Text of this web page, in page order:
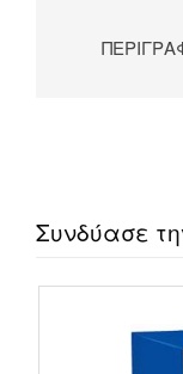
Συνδύασε